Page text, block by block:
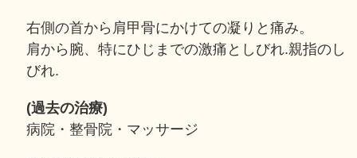
右側の首から肩甲骨にかけての凝りと痛み。
肩から腕、特にひじまでの激痛としびれ.親指のし
びれ.
(過去の治療)
病院・整骨院・マッサージ